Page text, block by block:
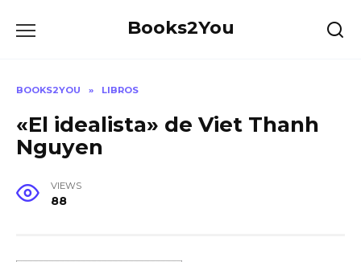
Books2You
BOOKS2YOU » LIBROS
«El idealista» de Viet Thanh
Nguyen
VIEWS
88